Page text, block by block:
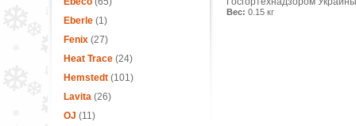
Eberle(1)
Fenix(27)
Heat Trace(24)
Hemstedt(101)
Lavita(26)
OJ (11)
Вес: 0.15 кг